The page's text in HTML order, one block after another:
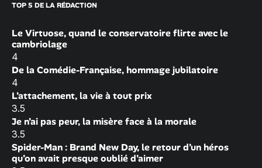
TOP 5 DE LA RÉDACTION
Le Virtuose, quand le conservatoire flirte avec le
cambriolage
4
De la Comédie-Française, hommage jubilatoire
4
L’attachement, la vie à tout prix
3.5
Je n’ai pas peur, la misère face à la morale
3.5
Spider-Man : Brand New Day, le retour d’un héros
qu’on avait presque oublié d’aimer